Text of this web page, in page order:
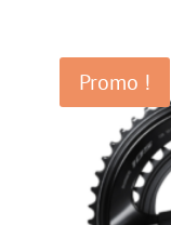
était :
277,00 €.
Promo !